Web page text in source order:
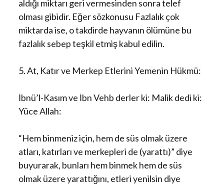
aldığı miktarı geri vermesinden sonra telef
olması gibidir. Eğer sözkonusu Fazlalık çok
miktarda ise, o takdirde hayvanın ölümüne bu
fazlalık sebep teşkil etmiş kabul edilin.
5. At, Katır ve Merkep Etlerini Yemenin Hükmü:
İbnü’l-Kasım ve İbn Vehb derler ki: Malik dedi ki:
Yüce Allah:
“Hem binmeniz için, hem de süs olmak üzere
atları, katırları ve merkepleri de (yarattı)” diye
buyurarak, bunları hem binmek hem de süs
olmak üzere yarattığını, etleri yenilsin diye